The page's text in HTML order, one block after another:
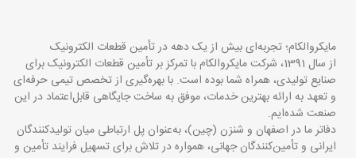
مایکروالکام؛ تجربه‌ای بیش از یک دهه در تأمین قطعات الکترونیک
از سال 1391، شرکت مایکروالکام با تمرکز بر تأمین قطعات الکترونیک برای
صنایع تولیدی، همراه شما بوده است. با بهره‌گیری از تخصص تیمی حرفه‌ای
و تعهد به ارائه بهترین خدمات، موفق به ساخت جایگاهی قابل‌اعتماد در این
صنعت شده‌ایم.
دفاتر ما در اصفهان و شنزن (چین)، به‌عنوان پل ارتباطی میان تولیدکنندگان
ایرانی و تأمین‌کنندگان جهانی، همواره در تلاش برای تسهیل فرایند تأمین و